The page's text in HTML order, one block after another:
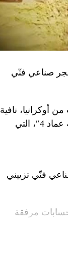
تصميم لحجر صناعي فنّي
أخذت من أوكرانيا، نافية
المزاعم المتداولة حول صورة “ملتقطة داخل أنفاق “الحزب” في منشأته العسكرية عماد 4″، التي
فنّي تزييني
مرفقة